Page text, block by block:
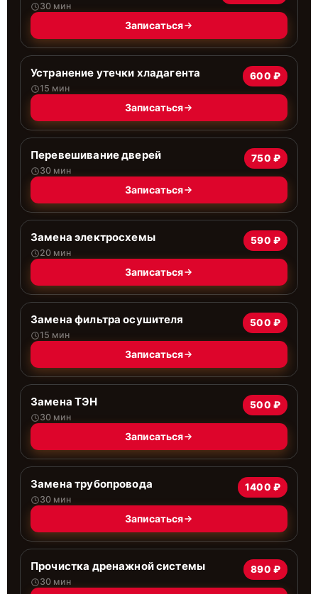
30 мин
Записаться
Устранение утечки хладагента
15 мин
600 ₽
Записаться
Перевешивание дверей
30 мин
750 ₽
Записаться
Замена электросхемы
20 мин
590 ₽
Записаться
Замена фильтра осушителя
15 мин
500 ₽
Записаться
Замена ТЭН
30 мин
500 ₽
Записаться
Замена трубопровода
30 мин
1400 ₽
Записаться
Прочистка дренажной системы
30 мин
890 ₽